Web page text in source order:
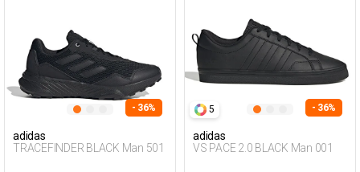
- 36%
adidas
TRACEFINDER BLACK Man 501
5 - 36%
adidas
VS PACE 2.0 BLACK Man 001